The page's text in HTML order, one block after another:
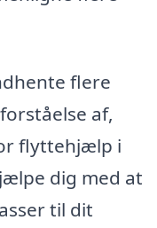
flere
af,
flyttehjælp i
dig med at
til dit